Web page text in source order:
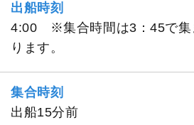
出船時刻
4:00 ※集合時間は3：45で集
ります。
集合時刻
出船15分前